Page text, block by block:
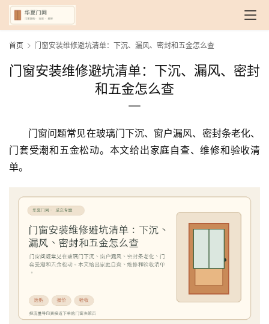
首页 门窗安装维修避坑清单：下沉、漏风、密封和五金怎么查
门窗安装维修避坑清单：下沉、漏风、密封
和五金怎么查
门窗问题常见在玻璃门下沉、窗户漏风、密封条老化、
门套受潮和五金松动。本文给出家庭自查、维修和验收清
单。